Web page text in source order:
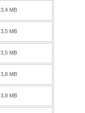
3,4 MB
3,5 MB
3,5 MB
3,8 MB
3,8 MB